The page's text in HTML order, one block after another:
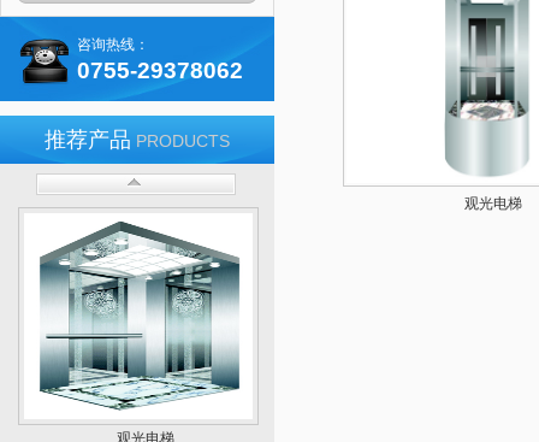
咨询热线：
0755-29378062
推荐产品 PRODUCTS
住宅电梯
观光电梯
观光电梯